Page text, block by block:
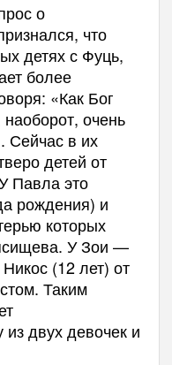
о
что
детях с Фуць,
более
«Как Бог
наоборот, очень
Сейчас в их
детей от
Павла это
рождения) и
которых
У Зои —
(12 лет) от
Таким
двух девочек и